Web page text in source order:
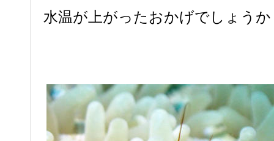
水温が上がったおかげでしょうか